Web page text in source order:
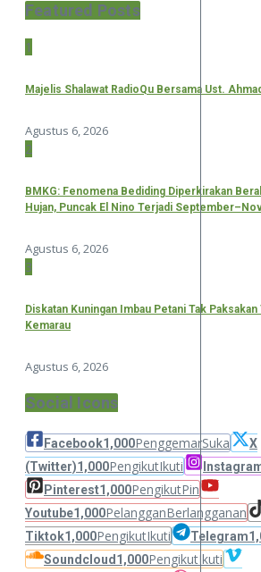
Featured Posts
1
Majelis Shalawat RadioQu Bersama Ust.
Agustus 6, 2026
2
BMKG: Fenomena Bediding Diperkirakan
Hujan, Puncak El Nino Terjadi
Agustus 6, 2026
3
Diskatan Kuningan Imbau Petani Tak Paksakan
Kemarau
Agustus 6, 2026
Social Icons
Facebook1,000PenggemarSuka
X
(Twitter)1,000PengikutIkuti
Pinterest1,000PengikutPin
Youtube1,000PelangganBerlangganan
Tiktok1,000PengikutIkuti Telegram
Soundcloud 1,000PengikutIkuti